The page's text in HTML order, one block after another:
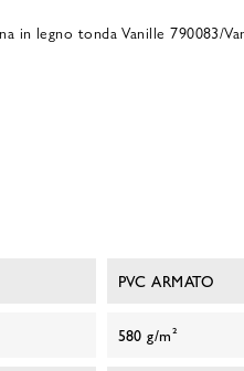
in legno tonda Vanille 790083/
PVC ARMATO
580 g/m²